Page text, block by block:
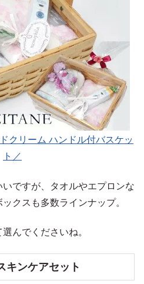
クリーム ハンドル付バスケッ
ト／
ですが、タオルやエプロンな
クスも多数ラインナップ。
んでくださいね。
キンケアセット